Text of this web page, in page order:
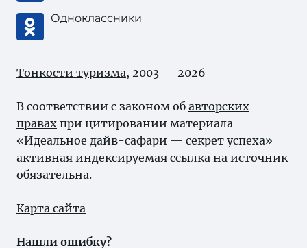
Одноклассники
Тонкости туризма, 2003 — 2026
В соответствии с законом об авторских
правах при цитировании материала
«Идеальное дайв-сафари — секрет успеха»
активная индексируемая ссылка на источник
обязательна.
Карта сайта
Нашли ошибку?